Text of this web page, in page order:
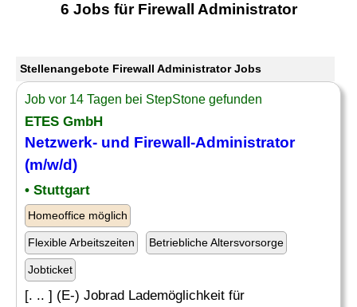
6 Jobs für Firewall Administrator
Stellenangebote Firewall Administrator Jobs
Job vor 14 Tagen bei StepStone gefunden
ETES GmbH
Netzwerk- und Firewall-Administrator
(m/w/d)
• Stuttgart
Homeoffice möglich
Flexible Arbeitszeiten Betriebliche Altersvorsorge
Jobticket
[. .. ] (E-) Jobrad Lademöglichkeit für